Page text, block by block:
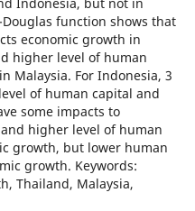
function shows that
economic growth in
higher level of human
Malaysia. For Indonesia, 3
of human capital and
some impacts to
higher level of human
growth, but lower human
growth. Keywords:
Thailand, Malaysia,